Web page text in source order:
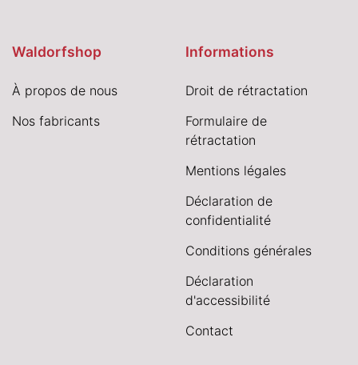
Waldorfshop
À propos de nous
Nos fabricants
Informations
Droit de rétractation
Formulaire de
rétractation
Mentions légales
Déclaration de
confidentialité
Conditions générales
Déclaration
d'accessibilité
Contact